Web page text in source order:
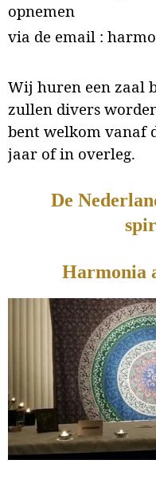
opnemen
via de email :
Wij huren een zaal
zullen divers
bent welkom vanaf
jaar of in overleg.
De
Harmonia